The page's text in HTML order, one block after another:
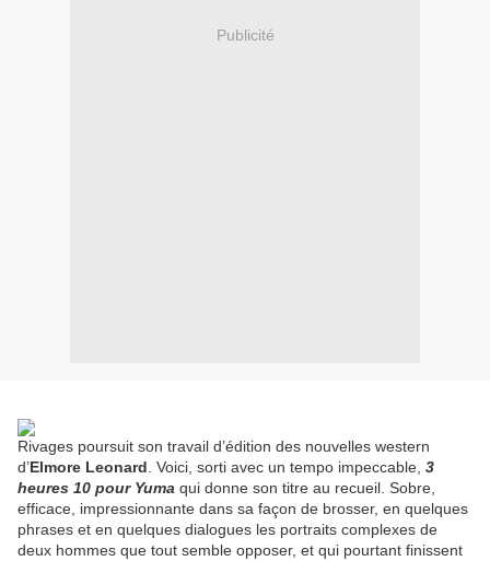
Publicité
Rivages poursuit son travail d’édition des nouvelles western
d’Elmore Leonard . Voici, sorti avec un tempo impeccable, 3
heures 10 pour Yuma qui donne son titre au recueil. Sobre,
efficace, impressionnante dans sa façon de brosser, en quelques
phrases et en quelques dialogues les portraits complexes de
deux hommes que tout semble opposer, et qui pourtant finissent